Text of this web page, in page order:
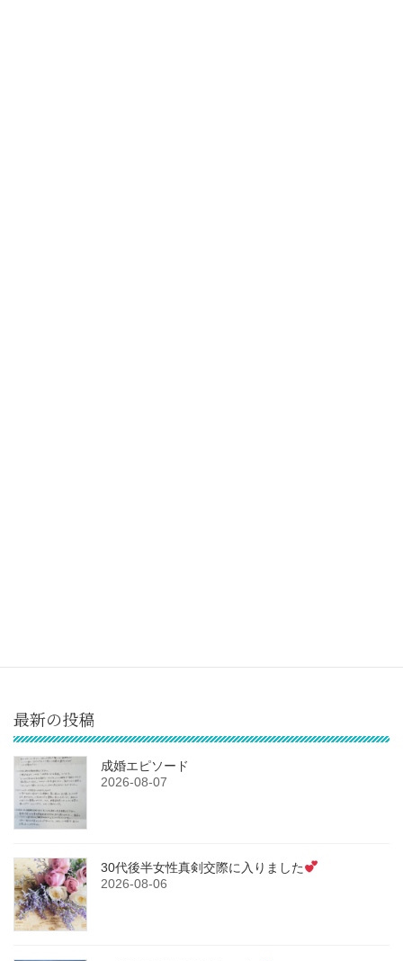
2021-09-27
最新の投稿
成婚エピソード
2026-08-07
30代後半女性真剣交際に入りました
2026-08-06